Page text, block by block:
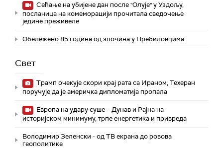
Сећање на убијене дан после "Олује" у Уздољу,
посланица на комеморацији прочитала сведочење
једине преживеле
Обележено 85 година од злочина у Пребиловцима
Свет
Трамп очекује скори крај рата са Ираном, Техеран
поручује да је америчка дипломатија пропала
Европа на удару суше – Дунав и Рајна на
историјском минимуму, трпе енергетика и привреда
Володимир Зеленски - од ТВ екрана до ровова
геополитике